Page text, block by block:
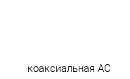
коаксиальная АС